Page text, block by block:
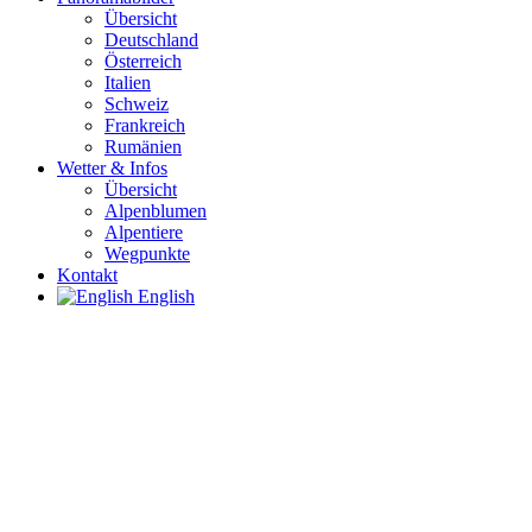
Übersicht
Deutschland
Österreich
Italien
Schweiz
Frankreich
Rumänien
Wetter & Infos
Übersicht
Alpenblumen
Alpentiere
Wegpunkte
Kontakt
English